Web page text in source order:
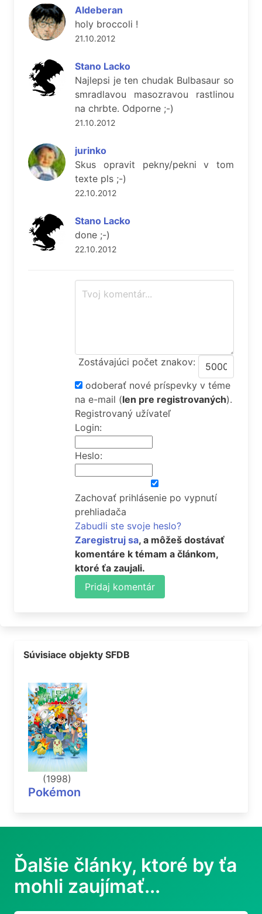
Aldeberan
holy broccoli !
21.10.2012
Stano Lacko
Najlepsi je ten chudak Bulbasaur so
smradlavou masozravou rastlinou
na chrbte. Odporne ;-)
21.10.2012
jurinko
Skus opravit pekny/pekni v tom
texte pls ;-)
22.10.2012
Stano Lacko
done ;-)
22.10.2012
Zostávajúci počet znakov:
odoberať nové príspevky v téme
na e-mail (len pre registrovaných).
Registrovaný užívateľ
Login:
Heslo:
Zachovať prihlásenie po vypnutí
prehliadača
Zabudli ste svoje heslo?
Zaregistruj sa, a môžeš dostávať
komentáre k témam a článkom,
ktoré ťa zaujali.
Pridaj komentár
Súvisiace objekty SFDB
(1998)
Pokémon
Ďalšie články, ktoré by ťa
mohli zaujímať...